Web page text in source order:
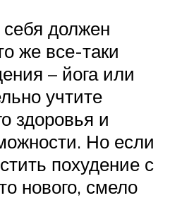
должен
же все-таки
– йога или
учтите
здоровья и
Но если
похудение с
нового, смело